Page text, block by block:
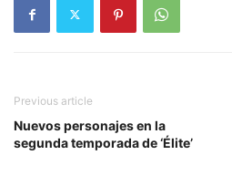
Previous article
Nuevos personajes en la
segunda temporada de ‘Élite’